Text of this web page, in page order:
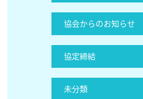
協会からのお知らせ
協定締結
未分類